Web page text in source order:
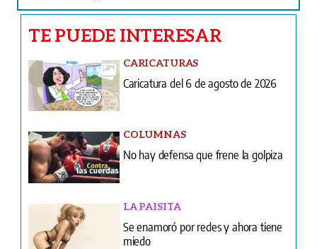
TE PUEDE INTERESAR
CARICATURAS
Caricatura del 6 de agosto de 2026
COLUMNAS
No hay defensa que frene la golpiza
LA PAISITA
Se enamoró por redes y ahora tiene
miedo